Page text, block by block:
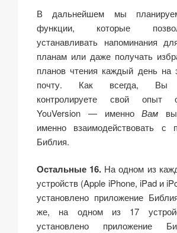
В дальнейшем мы
функции, которые
устанавливать напоминания
планам или даже получать
планов чтения каждый день на
почту. Как всегда, Вы
контролируете свой опыт
YouVersion — именноВам
именно взаимодействовать с
Библия.
Остальные 16. На одном из
устройств (Apple iPhone, iPad и
установлено приложение
же, на одном из 17
установлено приложение